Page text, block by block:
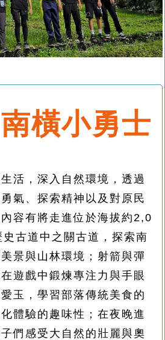
南橫小勇士
活，深入自然環境，透過
氣、探索精神以及對原民
容有將走進位於海拔約2,0
古道中之關古道，探索南
景與山林環境；射箭與彈
遊戲中鍛煉專注力與手眼
玉，學習部落傳統美食的
體驗的趣味性；在夜晚進
們感受大自然的壯麗與奧